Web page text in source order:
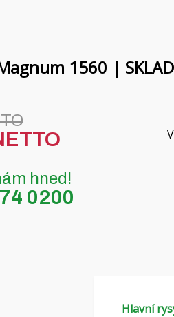
1560 |
hned!
0200
Hlavní